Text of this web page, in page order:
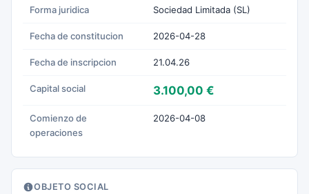
Forma juridica Sociedad Limitada (SL)
Fecha de constitucion 2026-04-28
Fecha de inscripcion 21.04.26
Capital social 3.100,00 €
Comienzo de
operaciones
2026-04-08
OBJETO SOCIAL